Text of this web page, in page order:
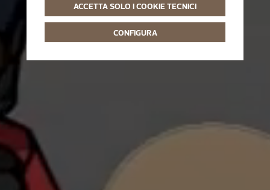
ACCETTA SOLO I COOKIE TECNICI
CONFIGURA